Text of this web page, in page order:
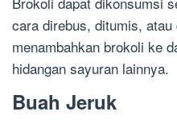
cara direbus, ditumis,
menambahkan brokoli ke
hidangan sayuran lainnya.
Buah Jeruk